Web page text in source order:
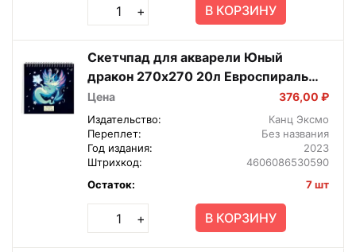
+ В КОРЗИНУ
Скетчпад для акварели Юный
дракон 270х270 20л Евроспираль
СП20215
Цена 376,00 ₽
Издательство:
Канц Эксмо
Переплет:
Без названия
Год издания:
2023
Штрихкод:
4606086530590
Остаток:
7 шт
+ В КОРЗИНУ